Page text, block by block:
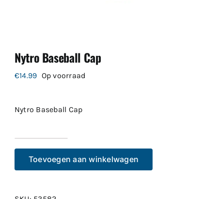
Nytro Baseball Cap
€14.99 Op voorraad
Nytro Baseball Cap
Baseball
Cap
Toevoegen aan winkelwagen